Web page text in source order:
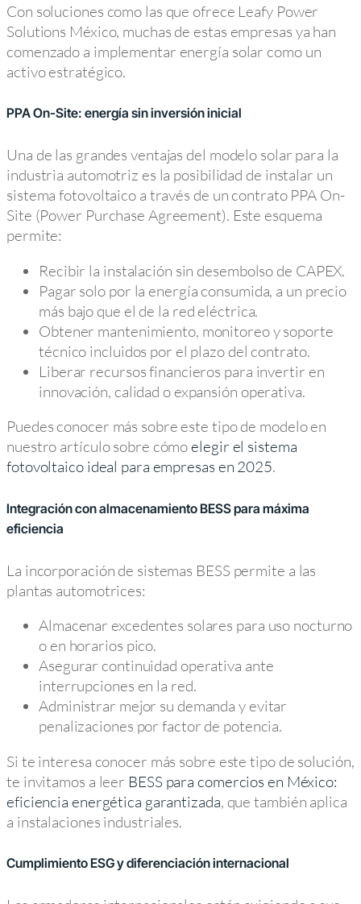
Con soluciones como las que ofrece Leafy Power
Solutions México, muchas de estas empresas ya han
comenzado a implementar energía solar como un
activo estratégico.
PPA On-Site: energía sin inversión inicial
Una de las grandes ventajas del modelo solar para la
industria automotriz es la posibilidad de instalar un
sistema fotovoltaico a través de un contrato PPA On-
Site (Power Purchase Agreement). Este esquema
permite:
Recibir la instalación sin desembolso de CAPEX.
Pagar solo por la energía consumida, a un precio
más bajo que el de la red eléctrica.
Obtener mantenimiento, monitoreo y soporte
técnico incluidos por el plazo del contrato.
Liberar recursos financieros para invertir en
innovación, calidad o expansión operativa.
Puedes conocer más sobre este tipo de modelo en
nuestro artículo sobre cómoelegir el sistema
fotovoltaico ideal para empresas en 2025.
Integración con almacenamiento BESS para máxima
eficiencia
La incorporación de sistemas BESS permite a las
plantas automotrices:
Almacenar excedentes solares para uso nocturno
o en horarios pico.
Asegurar continuidad operativa ante
interrupciones en la red.
Administrar mejor su demanda y evitar
penalizaciones por factor de potencia.
Si te interesa conocer más sobre este tipo de solución,
te invitamos a leer BESS para comercios en México:
eficiencia energética garantizada, que también aplica
a instalaciones industriales.
Cumplimiento ESG y diferenciación internacional